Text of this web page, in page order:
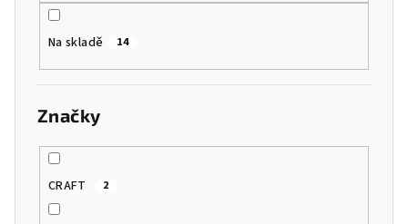
Na skladě 14
Značky
CRAFT 2